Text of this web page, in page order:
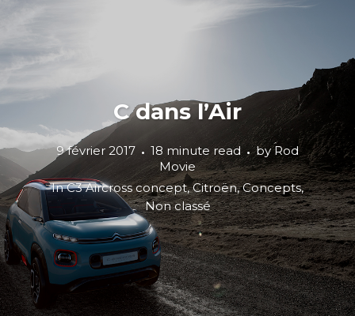
C dans l’Air
9 février 2017 18 minute read byRod
Movie
InC3 Aircross concept,Citroën,Concepts,
Non classé